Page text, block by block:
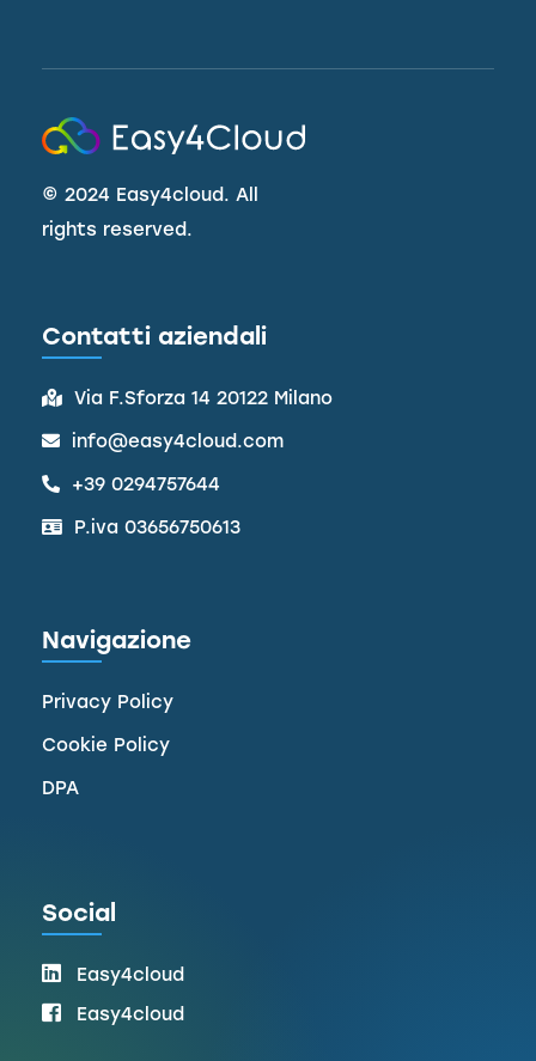
© 2024 Easy4cloud. All
rights reserved.
Contatti aziendali
Via F.Sforza 14 20122 Milano
info@easy4cloud.com
+39 0294757644
P.iva 03656750613
Navigazione
Privacy Policy
Cookie Policy
DPA
Social
Easy4cloud
Easy4cloud